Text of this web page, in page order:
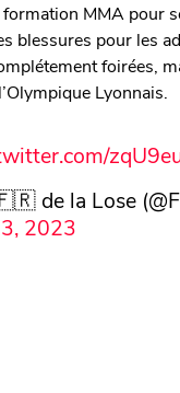
MMA pour
blessures pour les
foirées,
Lyonnais.
de la Lose
2023